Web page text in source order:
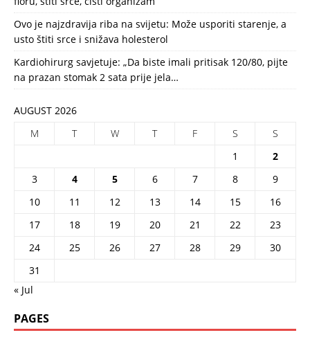
Ovo je najzdravija riba na svijetu: Može usporiti starenje, a
usto štiti srce i snižava holesterol
Kardiohirurg savjetuje: „Da biste imali pritisak 120/80, pijte
na prazan stomak 2 sata prije jela…
AUGUST 2026
M
T W T F S
S
1
2
3
4 5 6 7 8
9
10
11 12 13 14 15
16
17
18 19 20 21 22
23
24
25 26 27 28 29
30
31
« Jul
PAGES